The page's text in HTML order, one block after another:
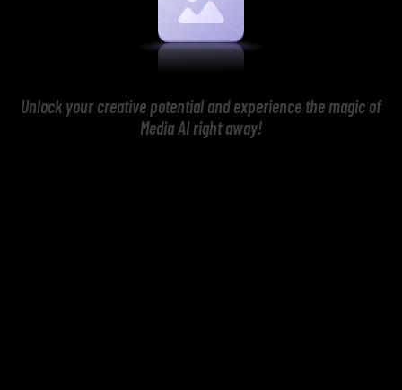
Unlock your creative potential and experience the magic of
Media AI right away!